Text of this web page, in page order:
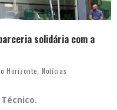
solidária com a
Horizonte, Notícias